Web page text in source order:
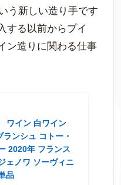
う新しい造り手です
する以前からプイ
ン造りに関わる仕事
ワイン 白ワイン
ランシュ コトー・
2020年 フランス
ェノワ ソーヴィニ
品